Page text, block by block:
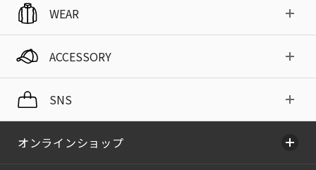
WEAR
ACCESSORY
SNS
オンラインショップ